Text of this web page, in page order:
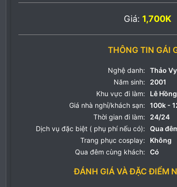
Giá: 1,700K
THÔNG TIN GÁI
Nghệ danh:
Thảo Vy
Năm sinh:
2001
Khu vực đi làm:
Lê
Giá nhà nghỉ/khách sạn:
100k -
Thời gian đi làm:
24/24
Dịch vụ đặc biệt ( phụ phí nếu có):
Qua
Trang phục cosplay:
Không
Qua đêm cùng khách:
Có
ĐÁNH GIÁ VÀ ĐẶC ĐIỂM